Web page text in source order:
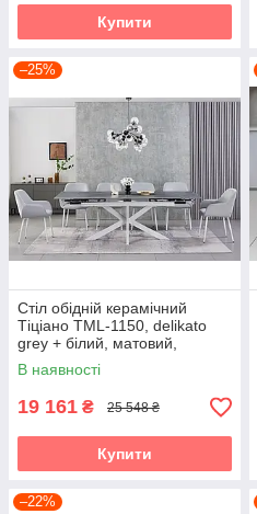
Купити
–25%
Стіл обідній керамічний
Тіціано TML-1150, delikato
grey + білий, матовий,
розкладний, металевий
каркас
В наявності
19 161 ₴ 25 548 ₴
Купити
–22%